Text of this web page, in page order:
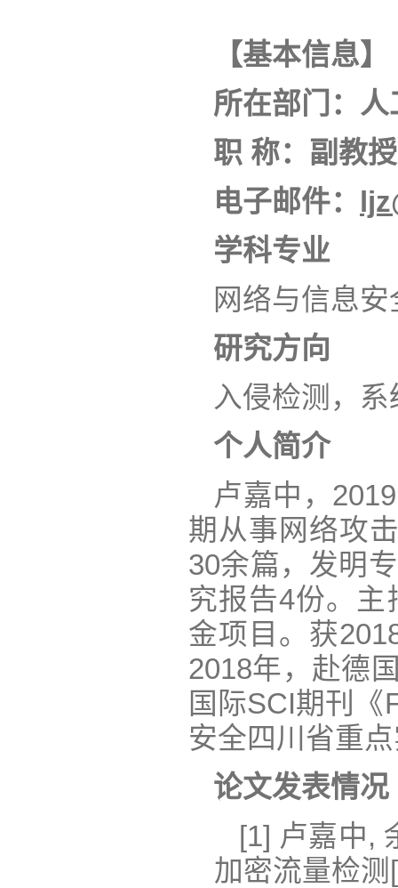
【基本信息】
所在部门：
职 称：副教授
电子邮件：
学科专业
网络与信息安
研究方向
入侵检测，
个人简介
卢嘉中，
期从事网络攻
30余篇，发明
究报告4份。
金项目。获
2018年，赴德
国际SCI期刊《
安全四川省重
论文发表情况
[1] 卢嘉中,
加密流量检